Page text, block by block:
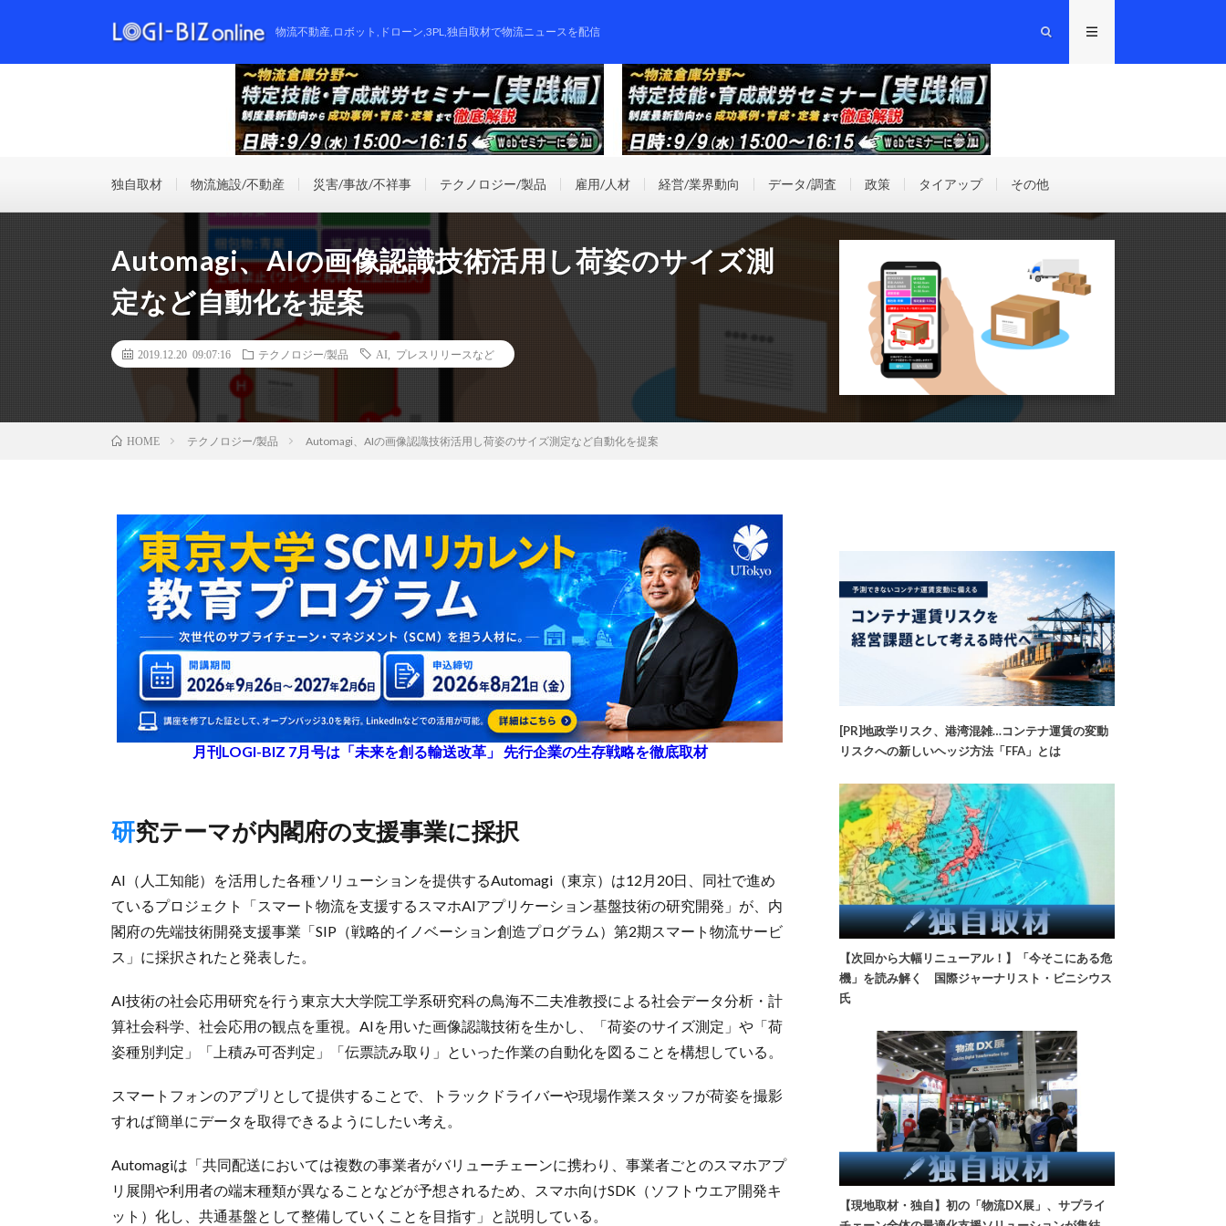
物流不動産,ロボット,ドローン,3PL,独自取材で物流ニュースを配信
独自取材 物流施設/不動産 災害/事故/不祥事 テクノロジー/製品 雇用/人材 経営/業界動向 データ/調査 政策 タイアップ その他
Automagi、AIの画像認識技術活用し荷姿のサイズ測
定など自動化を提案
2019.12.20 09:07:16 テクノロジー/製品 AI プレスリリースなど
HOME テクノロジー/製品 Automagi、AIの画像認識技術活用し荷姿のサイズ測定など自動化を提案
月刊LOGI-BIZ 7月号は「未来を創る輸送改革」 先行企業の生存戦略を徹底取材
研究テーマが内閣府の支援事業に採択
AI（人工知能）を活用した各種ソリューションを提供するAutomagi（東京）は12月20日、同社で進め
ているプロジェクト「スマート物流を支援するスマホAIアプリケーション基盤技術の研究開発」が、内
閣府の先端技術開発支援事業「SIP（戦略的イノベーション創造プログラム）第2期スマート物流サービ
ス」に採択されたと発表した。
AI技術の社会応用研究を行う東京大大学院工学系研究科の鳥海不二夫准教授による社会データ分析・計
算社会科学、社会応用の観点を重視。AIを用いた画像認識技術を生かし、「荷姿のサイズ測定」や「荷
姿種別判定」「上積み可否判定」「伝票読み取り」といった作業の自動化を図ることを構想している。
スマートフォンのアプリとして提供することで、トラックドライバーや現場作業スタッフが荷姿を撮影
すれば簡単にデータを取得できるようにしたい考え。
Automagiは「共同配送においては複数の事業者がバリューチェーンに携わり、事業者ごとのスマホアプ
リ展開や利用者の端末種類が異なることなどが予想されるため、スマホ向けSDK（ソフトウエア開発キ
ット）化し、共通基盤として整備していくことを目指す」と説明している。
[PR]地政学リスク、港湾混雑…コンテナ運賃の変動
リスクへの新しいヘッジ方法「FFA」とは
【次回から大幅リニューアル！】「今そこにある危
機」を読み解く 国際ジャーナリスト・ビニシウス
氏
【現地取材・独自】初の「物流DX展」、サプライ